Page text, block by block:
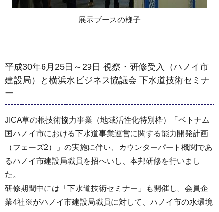
展示ブースの様子
平成30年6月25日～29日 視察・研修受入（ハノイ市
建設局）と横浜水ビジネス協議会 下水道技術セミナ
ー
JICA草の根技術協力事業（地域活性化特別枠）「ベトナム
国ハノイ市における下水道事業運営に関する能力開発計画
（フェーズ2）」の実施に伴い、カウンターパート機関であ
るハノイ市建設局職員を招へいし、本邦研修を行いまし
た。
研修期間中には「下水道技術セミナー」も開催し、会員企
業4社※がハノイ市建設局職員に対して、ハノイ市の水環境